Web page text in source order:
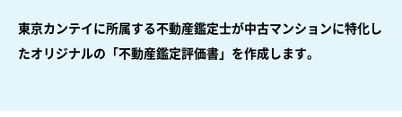
東京カンテイに所属する不動産鑑定士が中古マンションに特化し
たオリジナルの「不動産鑑定評価書」を作成します。